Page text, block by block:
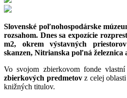
Slovenské poľnohospodárske
rozsahom. Dnes sa expozície
m2, okrem výstavných
skanzen, Nitrianska poľná železnica
Vo svojom zbierkovom fonde
zbierkových predmetovz celej oblasti
knižných titulov.